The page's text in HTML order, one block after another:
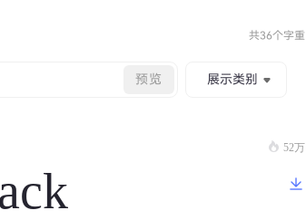
共36个字重
预览 展示类别
52万